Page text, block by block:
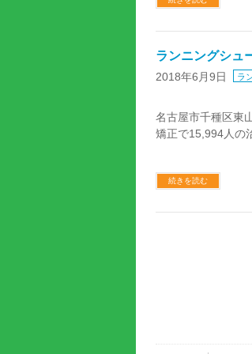
ランニングシュ
2018年6月9日 ラ
名古屋市千種区東
矯正で15,994人の
続きを読む